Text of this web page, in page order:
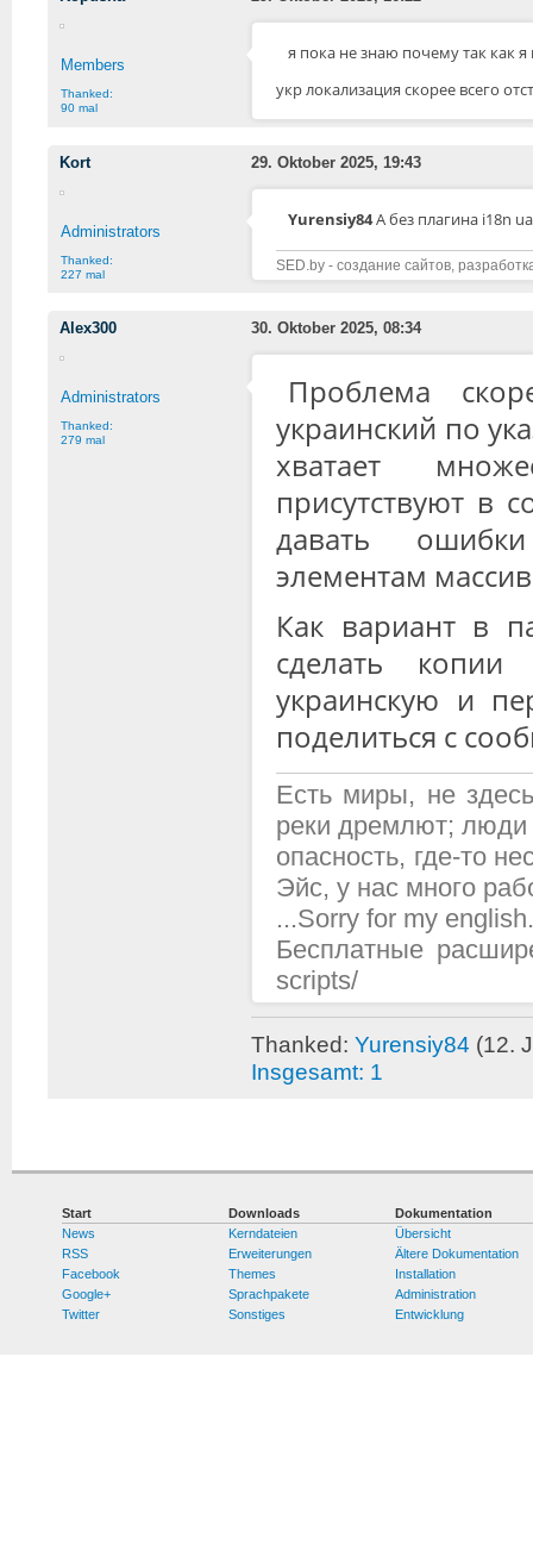
Members
Thanked:
90 mal
я пока не знаю почему так как
укр локализация скорее всего
Kort 29. Oktober 2025, 19:43
Administrators
Thanked:
227 mal
Yurensiy84А без плагина i18n
SED.by - создание сайтов,
Alex300 30. Oktober 2025, 08:34
Administrators
Thanked:
279 mal
Проблема
украинский по
хватает
присутствуют в
давать
элементам
Как вариант в
сделать
украинскую и
поделиться с
Есть миры, не
реки дремлют; люди
опасность, где-то
Эйс, у нас много
...Sorry for my
Бесплатные
scripts/
Thanked: Yurensiy84 (12.
Insgesamt: 1
Start
News
RSS
Facebook
Google+
Twitter
Downloads
Kerndateien
Erweiterungen
Themes
Sprachpakete
Sonstiges
Dokumentation
Übersicht
Ältere Dokumentation
Installation
Administration
Entwicklung